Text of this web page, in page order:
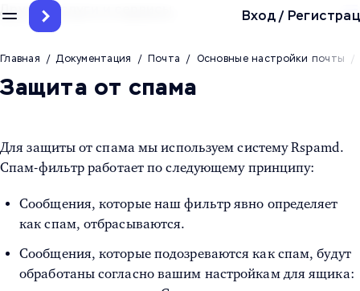
Вход/
Другие услуги и сервисы
Главная / Документация / Почта / Основные настройки почты /
Защита от спама
Для защиты от спама мы используем систему Rspamd.
Спам-фильтр работает по следующему принципу:
Сообщения, которые наш фильтр явно определяет
как спам, отбрасываются.
Сообщения, которые подозреваются как спам, будут
обработаны согласно вашим настройкам для ящика: